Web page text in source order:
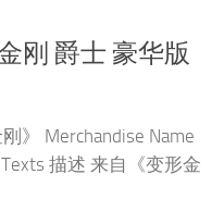
刚 爵士 豪华版
》 Merchandise Name
描述 来自《变形金